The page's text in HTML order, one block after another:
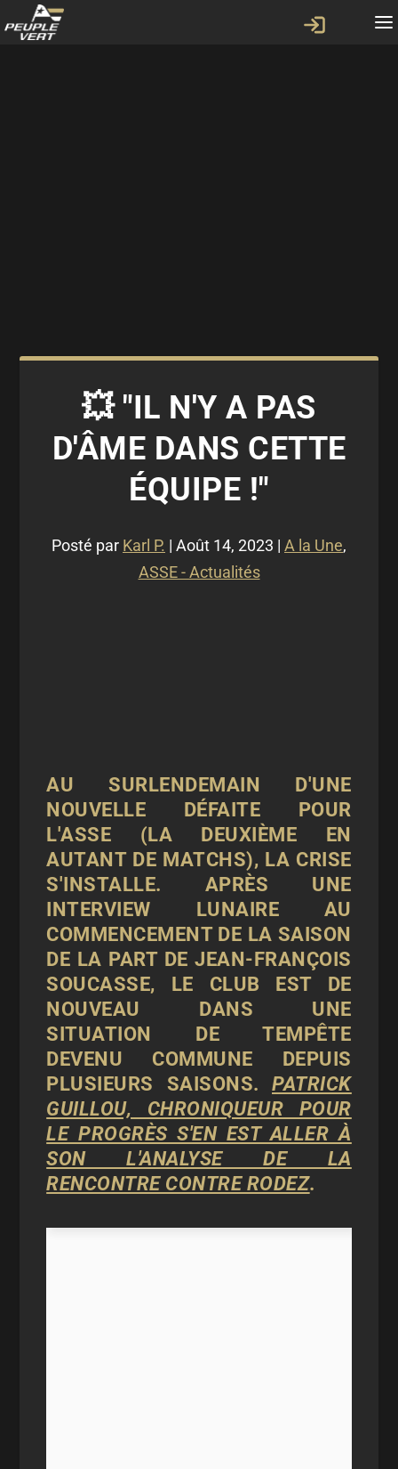
💥 "IL N'Y A PAS
D'ÂME DANS CETTE
ÉQUIPE !"
Posté par Karl P. | Août 14, 2023 | A la Une,
ASSE - Actualités
AU SURLENDEMAIN D'UNE
NOUVELLE DÉFAITE POUR
L'ASSE (LA DEUXIÈME EN
AUTANT DE MATCHS), LA CRISE
S'INSTALLE. APRÈS UNE
INTERVIEW LUNAIRE AU
COMMENCEMENT DE LA SAISON
DE LA PART DE JEAN-FRANÇOIS
SOUCASSE, LE CLUB EST DE
NOUVEAU DANS UNE
SITUATION DE TEMPÊTE
DEVENU COMMUNE DEPUIS
PLUSIEURS SAISONS.PATRICK
GUILLOU, CHRONIQUEUR POUR
LE PROGRÈS S'EN EST ALLER À
SON L'ANALYSE DE LA
RENCONTRE CONTRE RODEZ.